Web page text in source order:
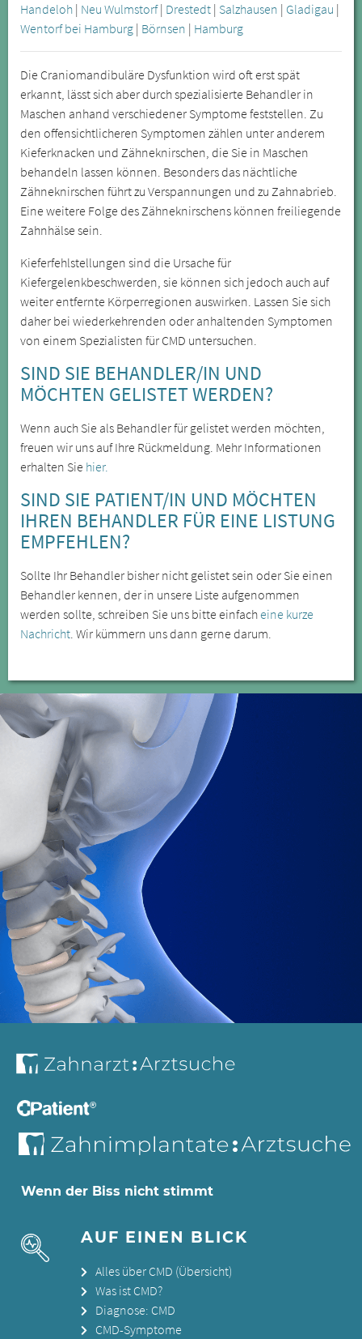
Handeloh | Neu Wulmstorf| Drestedt | Salzhausen | Gladigau |
Wentorf bei Hamburg | Börnsen | Hamburg
Die Craniomandibuläre Dysfunktion wird oft erst spät
erkannt, lässt sich aber durch spezialisierte Behandler in
Maschen anhand verschiedener Symptome feststellen. Zu
den offensichtlicheren Symptomen zählen unter anderem
Kieferknacken und Zähneknirschen, die Sie in Maschen
behandeln lassen können. Besonders das nächtliche
Zähneknirschen führt zu Verspannungen und zu Zahnabrieb.
Eine weitere Folge des Zähneknirschens können freiliegende
Zahnhälse sein.
Kieferfehlstellungen sind die Ursache für
Kiefergelenkbeschwerden, sie können sich jedoch auch auf
weiter entfernte Körperregionen auswirken. Lassen Sie sich
daher bei wiederkehrenden oder anhaltenden Symptomen
von einem Spezialisten für CMD untersuchen.
SIND SIE BEHANDLER/IN UND
MÖCHTEN GELISTET WERDEN?
Wenn auch Sie als Behandler für gelistet werden möchten,
freuen wir uns auf Ihre Rückmeldung. Mehr Informationen
erhalten Sie hier.
SIND SIE PATIENT/IN UND MÖCHTEN
IHREN BEHANDLER FÜR EINE LISTUNG
EMPFEHLEN?
Sollte Ihr Behandler bisher nicht gelistet sein oder Sie einen
Behandler kennen, der in unsere Liste aufgenommen
werden sollte, schreiben Sie uns bitte einfacheine kurze
Nachricht. Wir kümmern uns dann gerne darum.
Wenn der Biss nicht stimmt
AUF EINEN BLICK
Alles über CMD (Übersicht)
Was ist CMD?
Diagnose: CMD
CMD-Symptome